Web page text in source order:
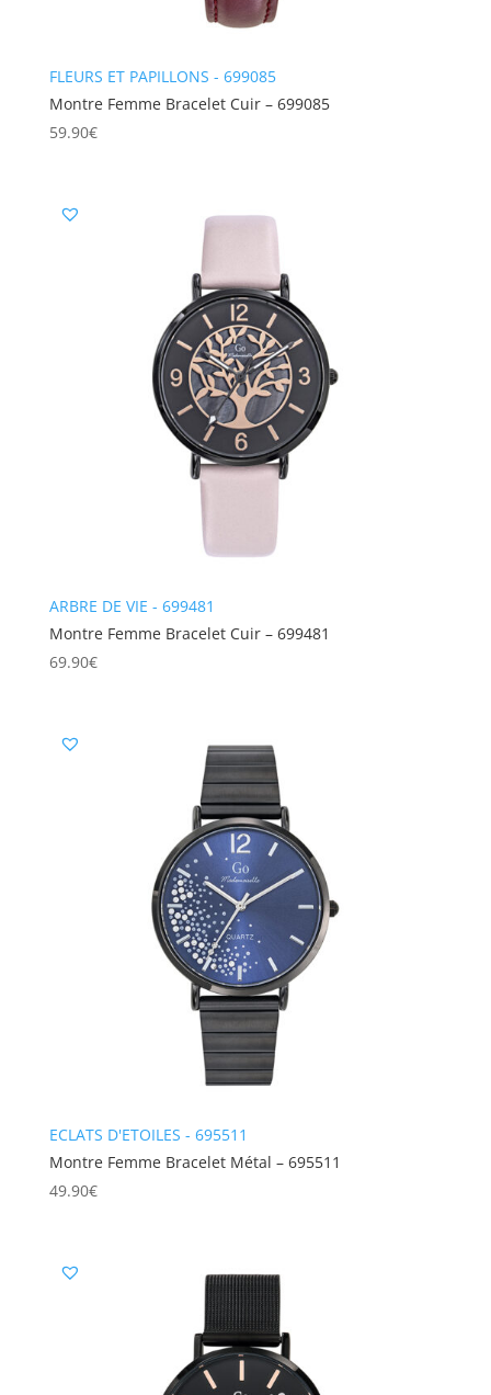
FLEURS ET PAPILLONS - 699085
Montre Femme Bracelet Cuir – 699085
59.90€
ARBRE DE VIE - 699481
Montre Femme Bracelet Cuir – 699481
69.90€
ECLATS D'ETOILES - 695511
Montre Femme Bracelet Métal – 695511
49.90€